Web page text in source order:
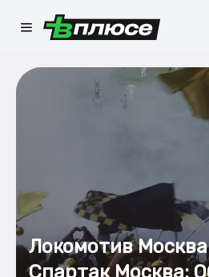
Локомотив
Спартак Москва: